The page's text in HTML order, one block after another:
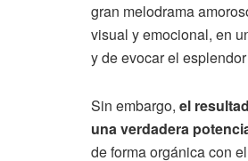
gran melodrama
visual y emocional, en
y de evocar el
Sin embargo, el
una verdadera
de forma orgánica con